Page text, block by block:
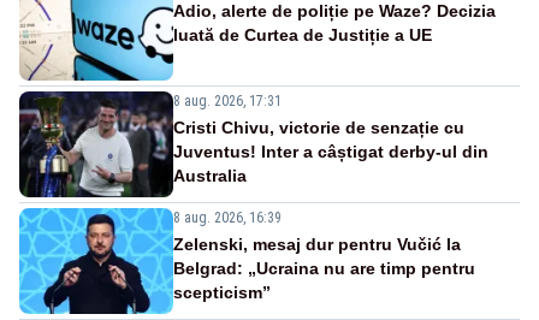
Adio, alerte de poliție pe Waze? Decizia
luată de Curtea de Justiție a UE
8 aug. 2026, 17:31
Cristi Chivu, victorie de senzație cu
Juventus! Inter a câștigat derby-ul din
Australia
8 aug. 2026, 16:39
Zelenski, mesaj dur pentru Vučić la
Belgrad: „Ucraina nu are timp pentru
scepticism”